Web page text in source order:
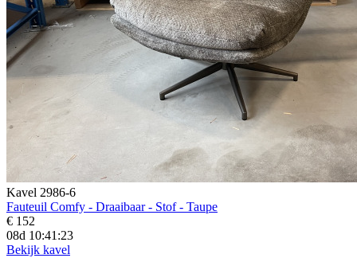
Kavel 2986-6
Fauteuil Comfy - Draaibaar - Stof - Taupe
€ 152
08d 10:41:21
Bekijk kavel